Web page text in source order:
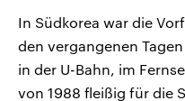
In Südkorea war die
den vergangenen
in der U-Bahn, im
von 1988 fleißig für die